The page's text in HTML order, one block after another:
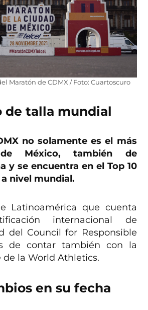
Maratón de CDMX / Foto: Cuartoscuro
de talla mundial
no solamente es el más
México, también de
y se encuentra en el Top 10
nivel mundial.
Latinoamérica que cuenta
internacional de
del Council for Responsible
de contar también con la
de la World Athletics.
en su fecha